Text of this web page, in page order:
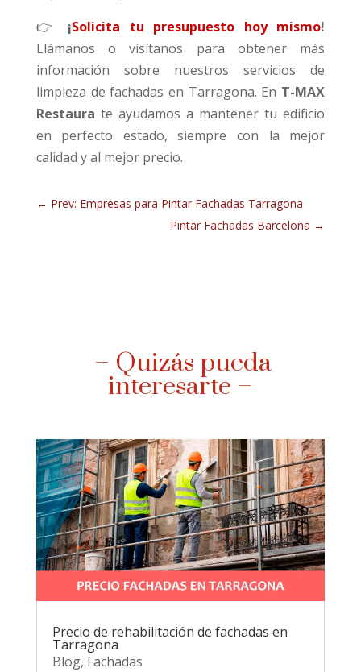
👉 ¡Solicita tu presupuesto hoy mismo!
Llámanos o visítanos para obtener más
información sobre nuestros servicios de
limpieza de fachadas en Tarragona. En T-MAX
Restaura te ayudamos a mantener tu edificio
en perfecto estado, siempre con la mejor
calidad y al mejor precio.
← Prev: Empresas para Pintar Fachadas Tarragona
Pintar Fachadas Barcelona →
– Quizás pueda
interesarte –
Precio de rehabilitación de fachadas en
Tarragona
Blog, Fachadas